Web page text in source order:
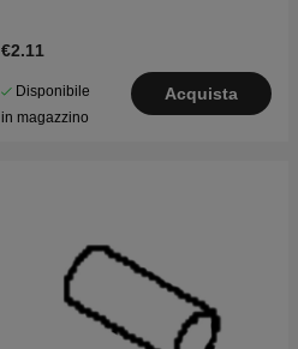
€2.11
Disponibile
in magazzino
Acquista